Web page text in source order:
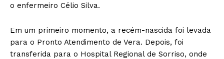
o enfermeiro Célio Silva.
Em um primeiro momento, a recém-nascida foi levada
para o Pronto Atendimento de Vera. Depois, foi
transferida para o Hospital Regional de Sorriso, onde